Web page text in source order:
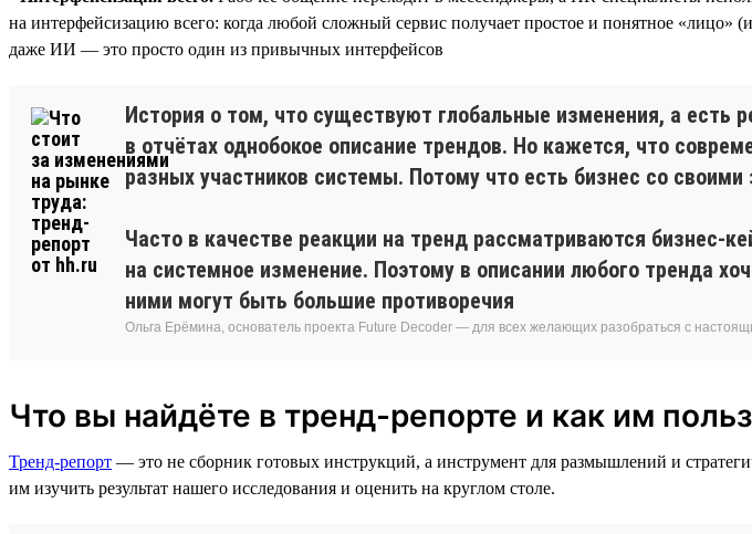
на интерфейсизацию всего: когда любой сложный сервис получает простое и понятное
даже ИИ — это просто один из привычных интерфейсов
История о том, что существуют глобальные изменения, а есть
в отчётах однобокое описание трендов. Но кажется, что
разных участников системы. Потому что есть бизнес со
Часто в качестве реакции на тренд рассматриваются бизнес-
на системное изменение. Поэтому в описании любого тренда
ними могут быть большие противоречия
Ольга Ерёмина, основатель проекта Future Decoder — для всех желающих разобраться с
Что вы найдёте в тренд-репорте и как им
Тренд-репорт — это не сборник готовых инструкций, а инструмент для размышлений и
им изучить результат нашего исследования и оценить на круглом столе.